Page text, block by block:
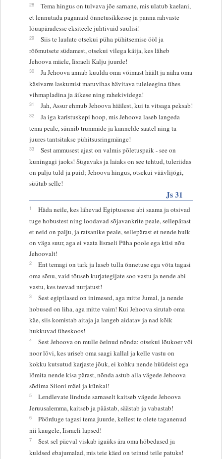
28
Tema hingus on tulvava jõe sarnane, mis ulatub kaelani,
et lennutada paganaid õnnetusikkesse ja panna rahvaste
lõuapäradesse eksiteele juhtivaid suulisi!
29
Siis te laulate otsekui püha pühitsemise ööl ja
rõõmutsete südamest, otsekui vilega käija, kes läheb
Jehoova mäele, Iisraeli Kalju juurde!
30
Ja Jehoova annab kuulda oma võimast häält ja näha oma
käsivarre laskumist maruvihas hävitava tuleleegina ühes
vihmapladina ja äikese ning rahekividega!
31 Jah, Assur ehmub Jehoova häälest, kui ta vitsaga peksab!
32
Ja iga karistuskepi hoop, mis Jehoova laseb langeda
tema peale, sünnib trummide ja kannelde saatel ning ta
juures tantsitakse pühitsusringmänge!
33
Sest ammusest ajast on valmis põletuspaik - see on
kuningagi jaoks! Sügavaks ja laiaks on see tehtud, tuleriidas
on palju tuld ja puid; Jehoova hingus, otsekui väävlijõgi,
süütab selle!
Js 31
1
Häda neile, kes lähevad Egiptusesse abi saama ja otsivad
tuge hobustest ning loodavad sõjavankrite peale, sellepärast
et neid on palju, ja ratsanike peale, sellepärast et nende hulk
on väga suur, aga ei vaata Iisraeli Püha poole ega küsi nõu
Jehoovalt!
2
Ent temagi on tark ja laseb tulla õnnetuse ega võta tagasi
oma sõnu, vaid tõuseb kurjategijate soo vastu ja nende abi
vastu, kes teevad nurjatust!
3
Sest egiptlased on inimesed, aga mitte Jumal, ja nende
hobused on liha, aga mitte vaim! Kui Jehoova sirutab oma
käe, siis komistab aitaja ja langeb aidatav ja nad kõik
hukkuvad üheskoos!
4
Sest Jehoova on mulle öelnud nõnda: otsekui lõukoer või
noor lõvi, kes uriseb oma saagi kallal ja kelle vastu on
kokku kutsutud karjaste jõuk, ei kohku nende hüüdeist ega
lömita nende kisa pärast, nõnda astub alla vägede Jehoova
sõdima Siioni mäel ja künkal!
5
Lendlevate lindude sarnaselt kaitseb vägede Jehoova
Jeruusalemma, kaitseb ja päästab, säästab ja vabastab!
6
Pöörduge tagasi tema juurde, kellest te olete taganenud
nii kaugele, Iisraeli lapsed!
7
Sest sel päeval viskab igaüks ära oma hõbedased ja
kuldsed ebajumalad, mis teie käed on teinud teile patuks!